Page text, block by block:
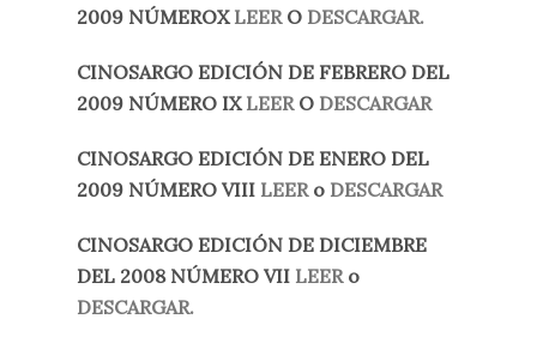
2009 NÚMEROXLEER O DESCARGAR.
CINOSARGO EDICIÓN DE FEBRERO DEL
2009 NÚMERO IXLEER O DESCARGAR
CINOSARGO EDICIÓN DE ENERO DEL
2009 NÚMERO VIII LEERo DESCARGAR
CINOSARGO EDICIÓN DE DICIEMBRE
DEL 2008 NÚMERO VII LEER o
DESCARGAR.